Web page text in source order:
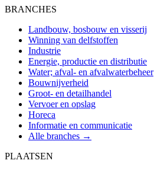
BRANCHES
Landbouw, bosbouw en visserij
Winning van delfstoffen
Industrie
Energie, productie en distributie
Water; afval- en afvalwaterbeheer
Bouwnijverheid
Groot- en detailhandel
Vervoer en opslag
Horeca
Informatie en communicatie
Alle branches →
PLAATSEN